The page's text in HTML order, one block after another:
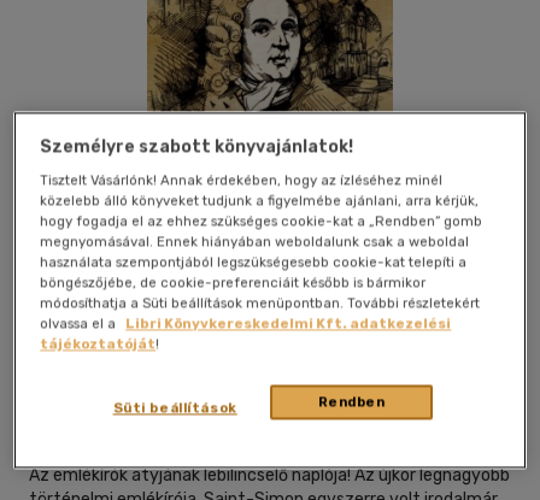
Kívánságlistához adom Megosztom
Tarandus Kiadó|magyar nyelvű
Az emlékírók atyjának lebilincselő naplója! Az újkor legnagyobb
Személyre szabott könyvajánlatok!
Tisztelt Vásárlónk! Annak érdekében, hogy az ízléséhez minél
közelebb álló könyveket tudjunk a figyelmébe ajánlani, arra kérjük,
hogy fogadja el az ehhez szükséges cookie-kat a „Rendben” gomb
megnyomásával. Ennek hiányában weboldalunk csak a weboldal
használata szempontjából legszükségesebb cookie-kat telepíti a
böngészőjébe, de cookie-preferenciáit később is bármikor
módosíthatja a Süti beállítások menüpontban. További részletekért
olvassa el a
Libri Könyvkereskedelmi Kft. adatkezelési
tájékoztatóját!
Rendben
Süti beállítások